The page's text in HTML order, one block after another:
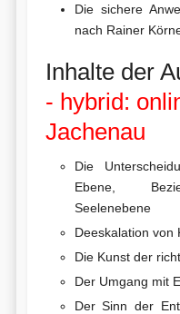
Die sichere
nach Rainer
Inhalte der
- hybrid:
Jachenau
Die
Ebene,
Seelenebene
Deeskalation von
Die Kunst der
Der Umgang mit
Der Sinn der